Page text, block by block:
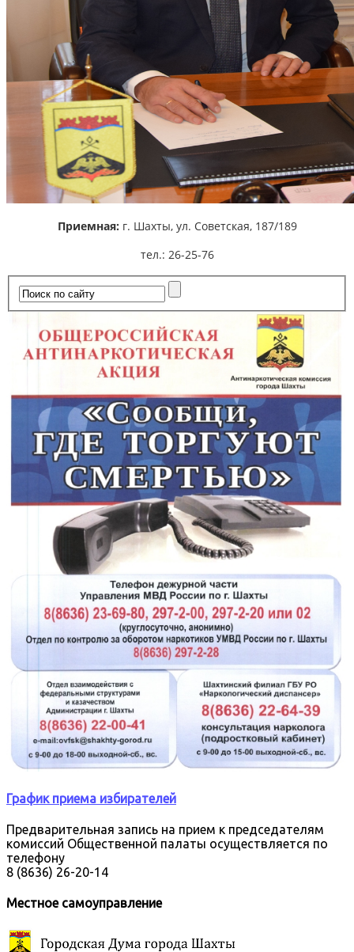
Приемная: г. Шахты, ул. Советская, 187/189
тел.: 26-25-76
График приема избирателей
Предварительная запись на прием к председателям
комиссий Общественной палаты осуществляется по
телефону
8 (8636) 26-20-14
Местное самоуправление